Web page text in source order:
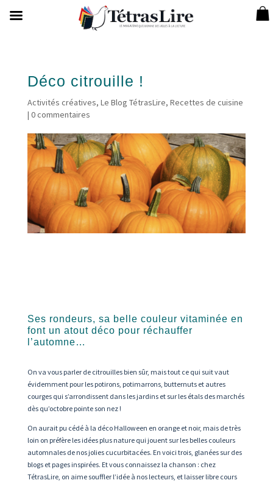
Déco citrouille !
Activités créatives, Le Blog TétrasLire, Recettes de cuisine
| 0 commentaires
Ses rondeurs, sa belle couleur vitaminée en
font un atout déco pour réchauffer
l’automne…
On va vous parler de citrouilles bien sûr, mais tout ce qui suit vaut
évidemment pour les potirons, potimarrons, butternuts et autres
courges qui s’arrondissent dans les jardins et sur les étals des marchés
dès qu’octobre pointe son nez !
On aurait pu cédé à la déco Halloween en orange et noir, mais de très
loin on préfère les idées plus nature qui jouent sur les belles couleurs
automnales de nos jolies cucurbitacées. En voici trois, glanées sur des
blogs et pages inspirées. Et vous connaissez la chanson : chez
TétrasLire, on aime souffler l’idée à nos lecteurs, et laisser libre cours